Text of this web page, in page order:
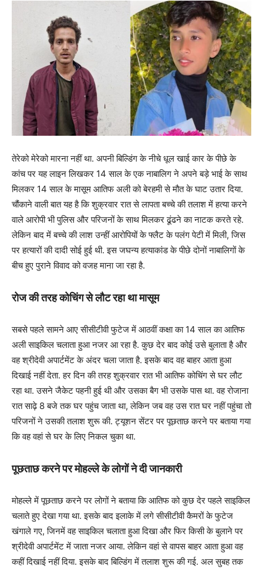
तेरेको मेरेको मारना नहीं था. अपनी बिल्डिंग के नीचे धूल खाई कार के पीछे के
कांच पर यह लाइन लिखकर 14 साल के एक नाबालिग ने अपने बड़े भाई के साथ
मिलकर 14 साल के मासूम आतिफ अली को बेरहमी से मौत के घाट उतार दिया.
चौंकाने वाली बात यह है कि शुक्रवार रात से लापता बच्चे की तलाश में हत्या करने
वाले आरोपी भी पुलिस और परिजनों के साथ मिलकर ढूंढने का नाटक करते रहे.
लेकिन बाद में बच्चे की लाश उन्हीं आरोपियों के फ्लैट के पलंग पेटी में मिली, जिस
पर हत्यारों की दादी सोई हुई थी. इस जघन्य हत्याकांड के पीछे दोनों नाबालिगों के
बीच हुए पुराने विवाद को वजह माना जा रहा है.
रोज की तरह कोचिंग से लौट रहा था मासूम
सबसे पहले सामने आए सीसीटीवी फुटेज में आठवीं कक्षा का 14 साल का आतिफ
अली साइकिल चलाता हुआ नजर आ रहा है. कुछ देर बाद कोई उसे बुलाता है और
वह श्रीदेवी अपार्टमेंट के अंदर चला जाता है. इसके बाद वह बाहर आता हुआ
दिखाई नहीं देता. हर दिन की तरह शुक्रवार रात भी आतिफ कोचिंग से घर लौट
रहा था. उसने जैकेट पहनी हुई थी और उसका बैग भी उसके पास था. वह रोजाना
रात साढ़े 8 बजे तक घर पहुंच जाता था, लेकिन जब वह उस रात घर नहीं पहुंचा तो
परिजनों ने उसकी तलाश शुरू की. ट्यूशन सेंटर पर पूछताछ करने पर बताया गया
कि वह वहां से घर के लिए निकल चुका था.
पूछताछ करने पर मोहल्‍ले के लोगों ने दी जानकारी
मोहल्ले में पूछताछ करने पर लोगों ने बताया कि आतिफ को कुछ देर पहले साइकिल
चलाते हुए देखा गया था. इसके बाद इलाके में लगे सीसीटीवी कैमरों के फुटेज
खंगाले गए, जिनमें वह साइकिल चलाता हुआ दिखा और फिर किसी के बुलाने पर
श्रीदेवी अपार्टमेंट में जाता नजर आया. लेकिन वहां से वापस बाहर आता हुआ वह
कहीं दिखाई नहीं दिया. इसके बाद बिल्डिंग में तलाश शुरू की गई. अल सुबह तक